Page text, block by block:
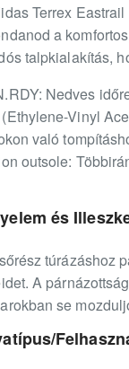
Terrex
a
talpkialakítás,
Nedves
Vinyl
való
outsole:
és
túrázáshoz
A
se